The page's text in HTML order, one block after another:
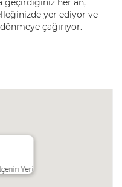
geçirdiğiniz her an,
yer ediyor ve
çağırıyor.
Yeri